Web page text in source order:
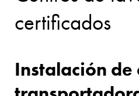
certificados
Instalación de